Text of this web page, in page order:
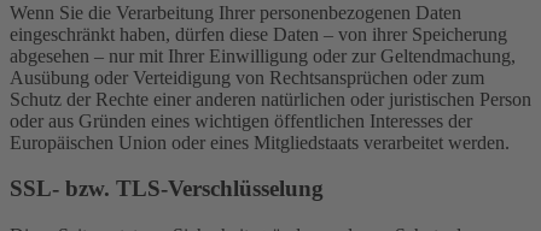
Wenn Sie die Verarbeitung Ihrer personenbezogenen Daten
eingeschränkt haben, dürfen diese Daten – von ihrer Speicherung
abgesehen – nur mit Ihrer Einwilligung oder zur Geltendmachung,
Ausübung oder Verteidigung von Rechtsansprüchen oder zum
Schutz der Rechte einer anderen natürlichen oder juristischen Person
oder aus Gründen eines wichtigen öffentlichen Interesses der
Europäischen Union oder eines Mitgliedstaats verarbeitet werden.
SSL- bzw. TLS-Verschlüsselung